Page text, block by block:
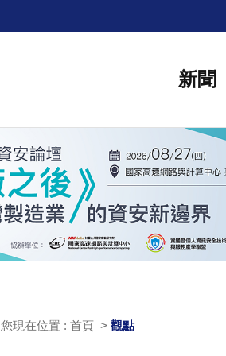
新聞
您現在位置 : 首頁 > 觀點